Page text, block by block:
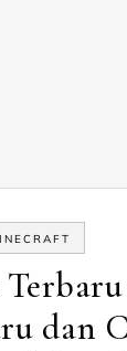
dan